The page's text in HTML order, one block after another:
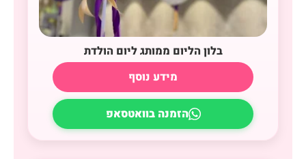
בלון הליום ממותג ליום הולדת
מידע נוסף
הזמנה בוואטסאפ